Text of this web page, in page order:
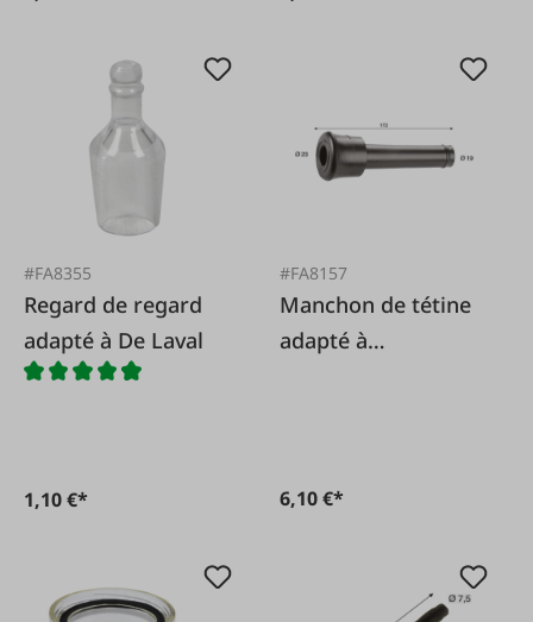
#FA8355
Regard de regard
adapté à De Laval
1,10 €*
#FA8157
Manchon de tétine
adapté à
6,10 €*